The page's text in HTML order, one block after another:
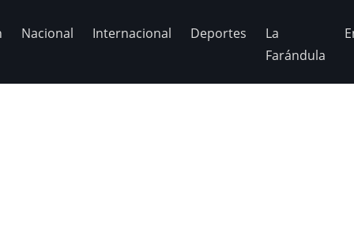
Nacional Internacional Deportes
La
Farándula